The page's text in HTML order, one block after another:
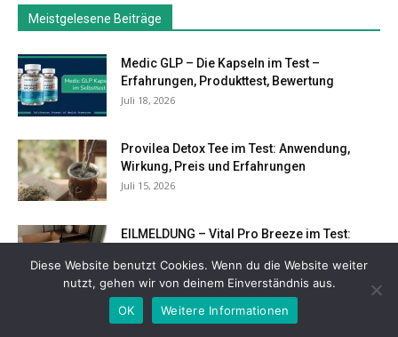
Meistgelesene Beiträge
Medic GLP – Die Kapseln im Test –
Erfahrungen, Produkttest, Bewertung
Juli 18, 2026
Provilea Detox Tee im Test: Anwendung,
Wirkung, Preis und Erfahrungen
Juli 15, 2026
EILMELDUNG – Vital Pro Breeze im Test:
Juli 12, 2026
EILMELDUNG – Coolizi Coolzy im Test:
Diese Website benutzt Cookies. Wenn du die Website weiter
nutzt, gehen wir von deinem Einverständnis aus.
OK
Weitere Informationen